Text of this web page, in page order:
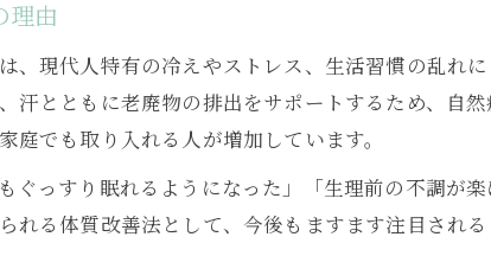
理由
、現代人特有の冷えやストレス、生活習慣の乱れ
汗とともに老廃物の排出をサポートするため、自
でも取り入れる人が増加しています。
ぐっすり眠れるようになった」「生理前の不調が
れる体質改善法として、今後もますます注目される